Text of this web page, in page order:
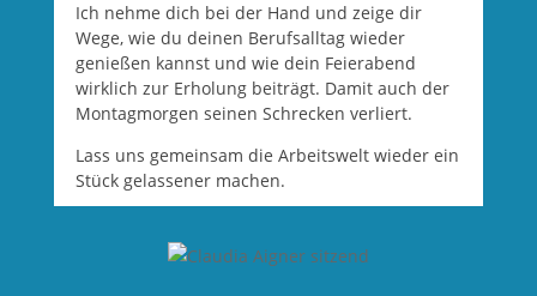
Ich nehme dich bei der Hand und zeige dir
Wege, wie du deinen Berufsalltag wieder
genießen kannst und wie dein Feierabend
wirklich zur Erholung beiträgt. Damit auch der
Montagmorgen seinen Schrecken verliert.
Lass uns gemeinsam die Arbeitswelt wieder ein
Stück gelassener machen.